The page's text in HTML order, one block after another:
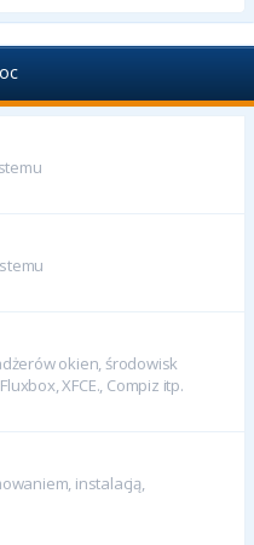
okien, środowisk
XFCE., Compiz itp.
instalacją,